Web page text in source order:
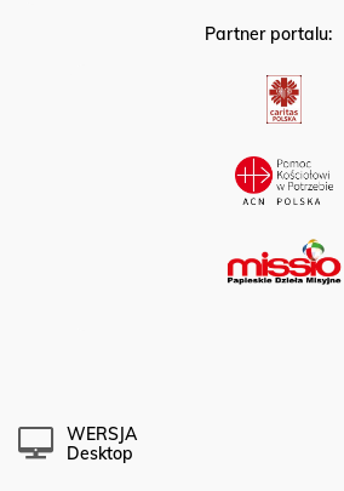
Partner portalu:
WERSJA
Desktop